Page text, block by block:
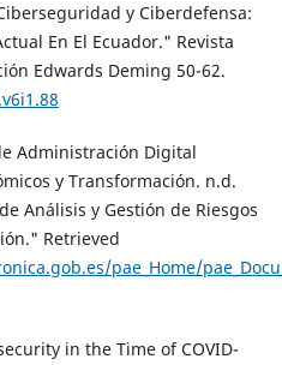
y Ciberdefensa:
En El Ecuador." Revista
Edwards Deming 50-62.
Administración Digital
y Transformación. n.d.
Análisis y Gestión de Riesgos
Retrieved
pae_Home/
in the Time of COVID-